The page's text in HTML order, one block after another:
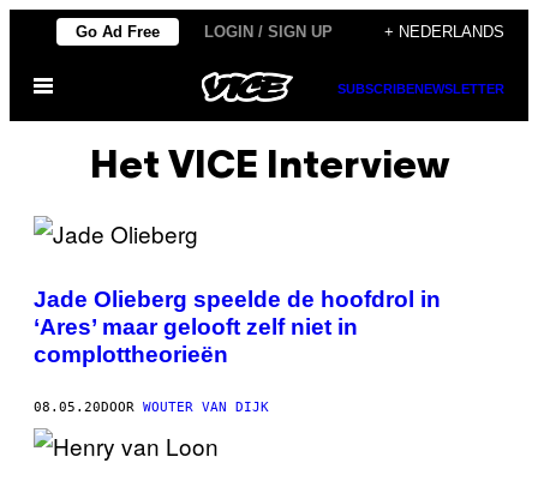
de
Go Ad Free LOGIN / SIGN UP + NEDERLANDS
Open
SUBSCRIBENEWSLETTER
Het VICE Interview
Jade Olieberg speelde de hoofdrol in
‘Ares’ maar gelooft zelf niet in
complottheorieën
08.05.20DOOR WOUTER VAN DIJK